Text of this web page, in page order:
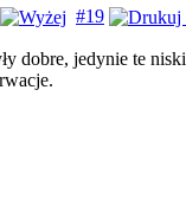
#19
dobre, jedynie te